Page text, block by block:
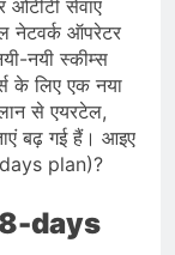
तेज़,
भारतीय
मिलेगा बढ़ावा
ओटीटी सेवाएं
नेटवर्क ऑपरेटर
नयी स्कीम्स
के लिए एक नया
से एयरटेल,
बढ़ गई हैं। आइए
plan)?
days